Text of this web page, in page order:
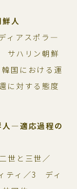
人
ィアスポラ―
サハリン朝鮮
国における運
に対する態度
―適応過程の
世と三世／
ティ／3 ディ